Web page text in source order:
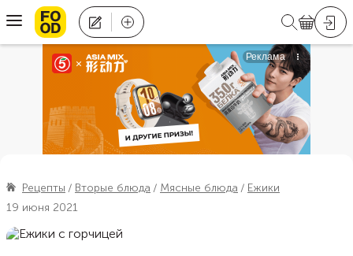
Рецепты Вторые блюда Мясные блюда
Ежики
19 июня 2021